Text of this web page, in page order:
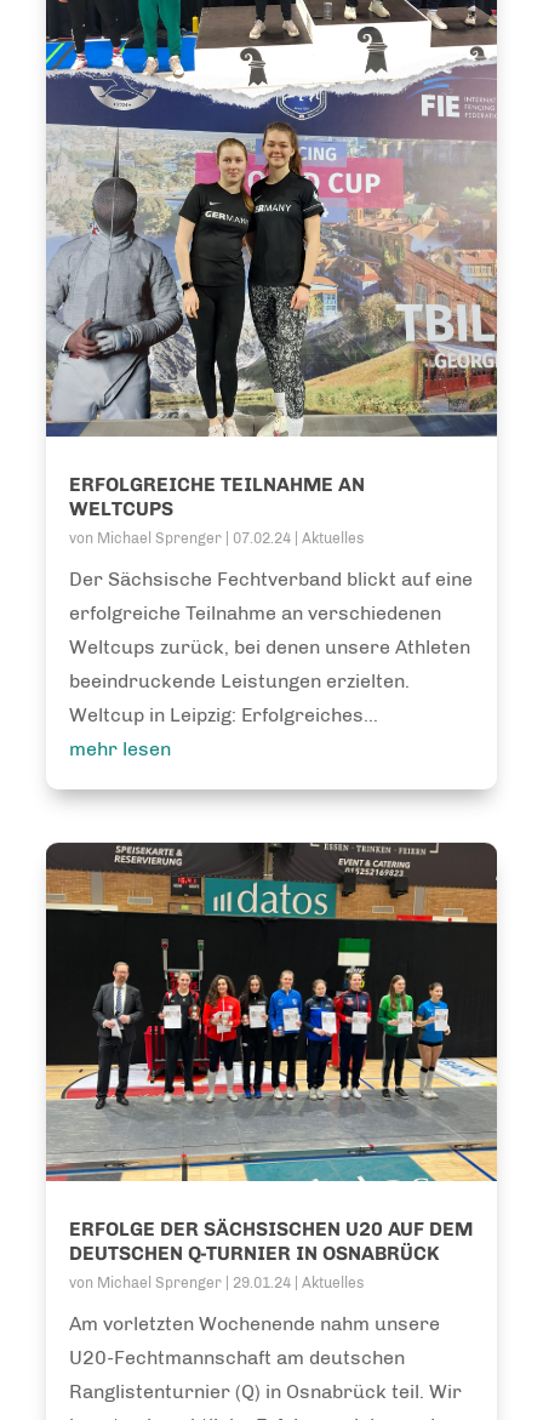
ERFOLGREICHE TEILNAHME AN
WELTCUPS
von Michael Sprenger 07.02.24 |Aktuelles
Der Sächsische Fechtverband blickt auf eine
erfolgreiche Teilnahme an verschiedenen
Weltcups zurück, bei denen unsere Athleten
beeindruckende Leistungen erzielten.
Weltcup in Leipzig: Erfolgreiches...
mehr lesen
ERFOLGE DER SÄCHSISCHEN U20 AUF DEM
DEUTSCHEN Q-TURNIER IN OSNABRÜCK
von Michael Sprenger 29.01.24 |Aktuelles
Am vorletzten Wochenende nahm unsere
U20-Fechtmannschaft am deutschen
Ranglistenturnier (Q) in Osnabrück teil. Wir